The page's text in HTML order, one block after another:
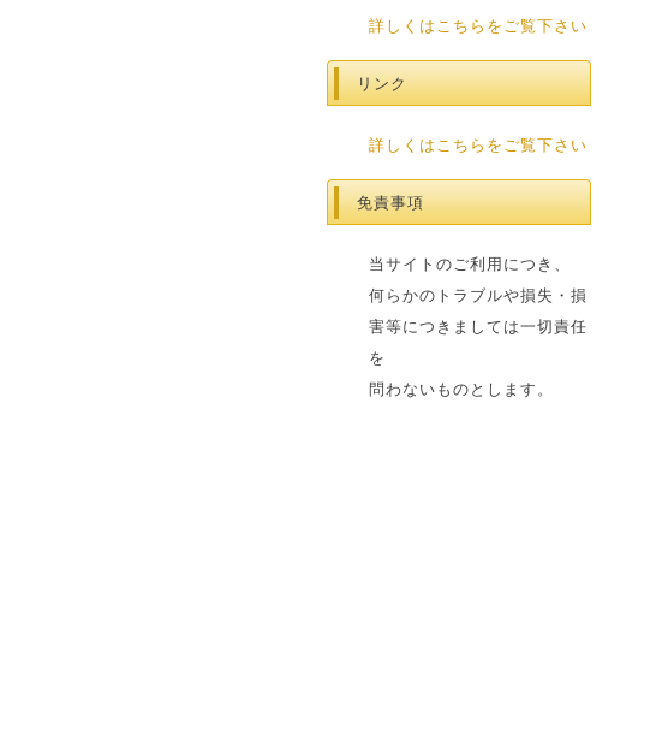
詳しくはこちらをご覧下さい
リンク
詳しくはこちらをご覧下さい
免責事項
当サイトのご利用につき、
何らかのトラブルや損失・損
害等につきましては一切責任
を
問わないものとします。